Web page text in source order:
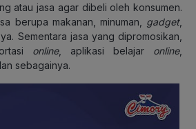
atau jasa agar dibeli oleh konsumen.
berupa makanan, minuman, gadget,
Sementara jasa yang dipromosikan,
online, aplikasi belajar online,
sebagainya.